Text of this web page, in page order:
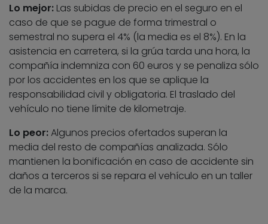
Lo mejor: Las subidas de precio en el seguro en el
caso de que se pague de forma trimestral o
semestral no supera el 4% (la media es el 8%). En la
asistencia en carretera, si la grúa tarda una hora, la
compañía indemniza con 60 euros y se penaliza sólo
por los accidentes en los que se aplique la
responsabilidad civil y obligatoria. El traslado del
vehículo no tiene límite de kilometraje.
Lo peor:Algunos precios ofertados superan la
media del resto de compañías analizada. Sólo
mantienen la bonificación en caso de accidente sin
daños a terceros si se repara el vehículo en un taller
de la marca.